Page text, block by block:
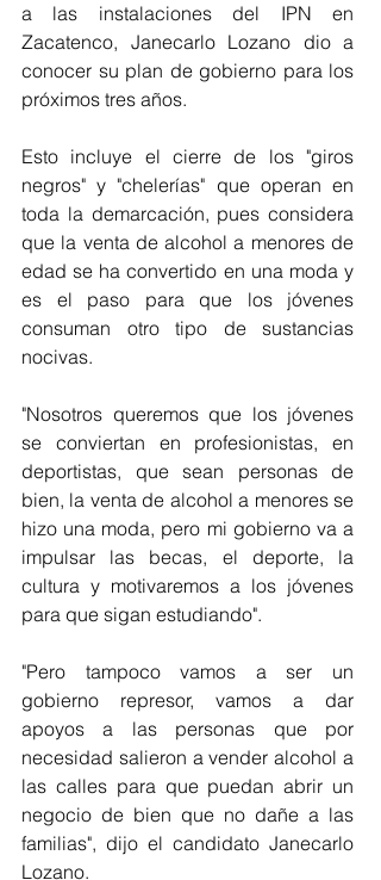
a las instalaciones del IPN en
Zacatenco, Janecarlo Lozano dio a
conocer su plan de gobierno para los
próximos tres años.
Esto incluye el cierre de los "giros
negros" y "chelerías" que operan en
toda la demarcación, pues considera
que la venta de alcohol a menores de
edad se ha convertido en una moda y
es el paso para que los jóvenes
consuman otro tipo de sustancias
nocivas.
"Nosotros queremos que los jóvenes
se conviertan en profesionistas, en
deportistas, que sean personas de
bien, la venta de alcohol a menores se
hizo una moda, pero mi gobierno va a
impulsar las becas, el deporte, la
cultura y motivaremos a los jóvenes
para que sigan estudiando".
"Pero tampoco vamos a ser un
gobierno represor, vamos a dar
apoyos a las personas que por
necesidad salieron a vender alcohol a
las calles para que puedan abrir un
negocio de bien que no dañe a las
familias", dijo el candidato Janecarlo
Lozano.